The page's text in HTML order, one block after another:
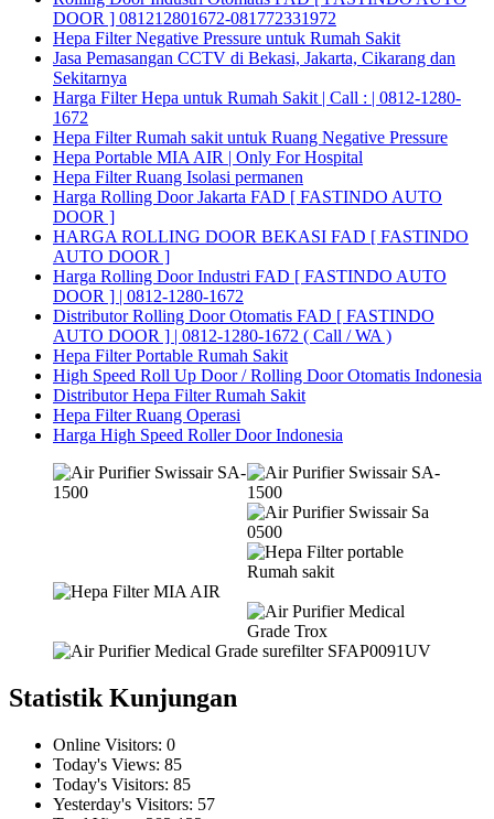
DOOR ] 081212801672-081772331972
Hepa Filter Negative Pressure untuk Rumah Sakit
Jasa Pemasangan CCTV di Bekasi, Jakarta, Cikarang dan
Sekitarnya
Harga Filter Hepa untuk Rumah Sakit | Call : | 0812-1280-
1672
Hepa Filter Rumah sakit untuk Ruang Negative Pressure
Hepa Portable MIA AIR | Only For Hospital
Hepa Filter Ruang Isolasi permanen
Harga Rolling Door Jakarta FAD [ FASTINDO AUTO
DOOR ]
HARGA ROLLING DOOR BEKASI FAD [ FASTINDO
AUTO DOOR ]
Harga Rolling Door Industri FAD [ FASTINDO AUTO
DOOR ] | 0812-1280-1672
Distributor Rolling Door Otomatis FAD [ FASTINDO
AUTO DOOR ] | 0812-1280-1672 ( Call / WA )
Hepa Filter Portable Rumah Sakit
High Speed Roll Up Door / Rolling Door Otomatis Indonesia
Distributor Hepa Filter Rumah Sakit
Hepa Filter Ruang Operasi
Harga High Speed Roller Door Indonesia
Statistik Kunjungan
Online Visitors: 0
Today's Views: 85
Today's Visitors: 85
Yesterday's Visitors: 57